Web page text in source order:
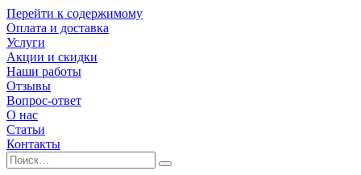
Перейти к содержимому
Оплата и доставка
Услуги
Акции и скидки
Наши работы
Отзывы
Вопрос-ответ
О нас
Статьи
Контакты